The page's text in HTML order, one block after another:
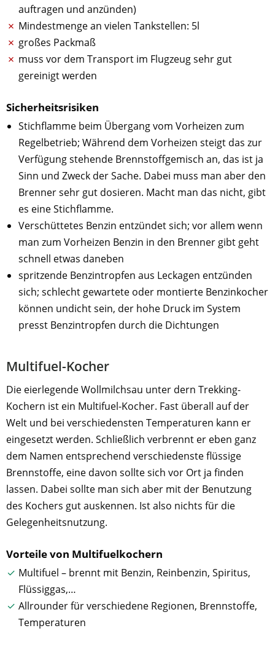
auftragen und anzünden)
Mindestmenge an vielen Tankstellen: 5l
großes Packmaß
muss vor dem Transport im Flugzeug sehr gut
gereinigt werden
Sicherheitsrisiken
Stichflamme beim Übergang vom Vorheizen zum
Regelbetrieb; Während dem Vorheizen steigt das zur
Verfügung stehende Brennstoffgemisch an, das ist ja
Sinn und Zweck der Sache. Dabei muss man aber den
Brenner sehr gut dosieren. Macht man das nicht, gibt
es eine Stichflamme.
Verschüttetes Benzin entzündet sich; vor allem wenn
man zum Vorheizen Benzin in den Brenner gibt geht
schnell etwas daneben
spritzende Benzintropfen aus Leckagen entzünden
sich; schlecht gewartete oder montierte Benzinkocher
können undicht sein, der hohe Druck im System
presst Benzintropfen durch die Dichtungen
Multifuel-Kocher
Die eierlegende Wollmilchsau unter dern Trekking-
Kochern ist ein Multifuel-Kocher. Fast überall auf der
Welt und bei verschiedensten Temperaturen kann er
eingesetzt werden. Schließlich verbrennt er eben ganz
dem Namen entsprechend verschiedenste flüssige
Brennstoffe, eine davon sollte sich vor Ort ja finden
lassen. Dabei sollte man sich aber mit der Benutzung
des Kochers gut auskennen. Ist also nichts für die
Gelegenheitsnutzung.
Vorteile von Multifuelkochern
Multifuel – brennt mit Benzin, Reinbenzin, Spiritus,
Flüssiggas,…
Allrounder für verschiedene Regionen, Brennstoffe,
Temperaturen